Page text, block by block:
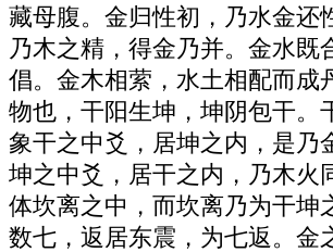
藏母腹。金归性初，乃水金还
乃木之精，得金乃并。金水既
倡。金木相萦，水土相配而成
物也，干阳生坤，坤阴包干。
象干之中爻，居坤之内，是乃
坤之中爻，居干之内，乃木火
体坎离之中，而坎离乃为干坤
数七，返居东震，为七返。金